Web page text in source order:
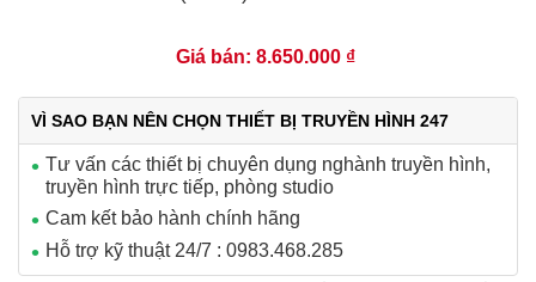
Giá bán: 8.650.000 ₫
VÌ SAO BẠN NÊN CHỌN THIẾT BỊ TRUYỀN HÌNH 247
Tư vấn các thiết bị chuyên dụng nghành truyền hình,
truyền hình trực tiếp, phòng studio
Cam kết bảo hành chính hãng
Hỗ trợ kỹ thuật 24/7 : 0983.468.285